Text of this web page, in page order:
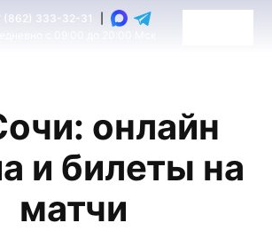
(862) 333-32-31
онлайн
и билеты на
матчи